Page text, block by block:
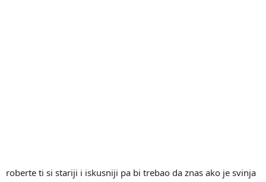
roberte ti si stariji i iskusniji pa bi trebao da znas ako je svinja